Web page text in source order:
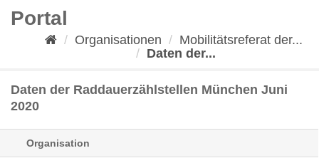
Portal
Organisationen
Mobilitätsreferat der...
Daten der...
Daten der Raddauerzählstellen München Juni
2020
Organisation